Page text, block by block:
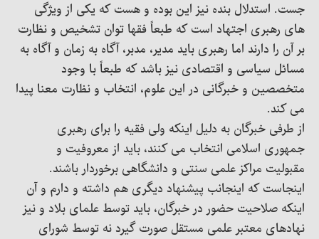
جست. استدلال بنده نیز این بوده و هست که یکی از ویژگی
های رهبری اجتهاد است که طبعاً فقها توان تشخیص و نظارت
بر آن را دارند اما رهبری باید مدیر، مدبر، آگاه به زمان و آگاه به
مسائل سیاسی و اقتصادی نیز باشد که طبعاً با وجود
متخصصین و خبرگانی در این علوم، انتخاب و نظارت معنا پیدا
می کند.
از طرفی خبرگان به دلیل اینکه ولی فقیه را برای رهبری
جمهوری اسلامی انتخاب می کنند، باید از معروفیت و
مقبولیت مراکز علمی سنتی و دانشگاهی برخوردار باشند.
اینجاست که اینجانب پیشنهاد دیگری هم داشته و دارم و آن
اینکه صلاحیت حضور در خبرگان، باید توسط علمای بلاد و نیز
نهادهای معتبر علمی مستقل صورت گیرد نه توسط شورای